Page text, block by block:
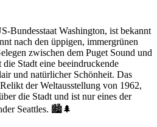
Bundesstaat Washington, ist bekannt
nach den üppigen, immergrünen
zwischen dem Puget Sound und
Stadt eine beeindruckende
und natürlicher Schönheit. Das
der Weltausstellung von 1962,
die Stadt und ist nur eines der
Seattles. 🏙️🌲